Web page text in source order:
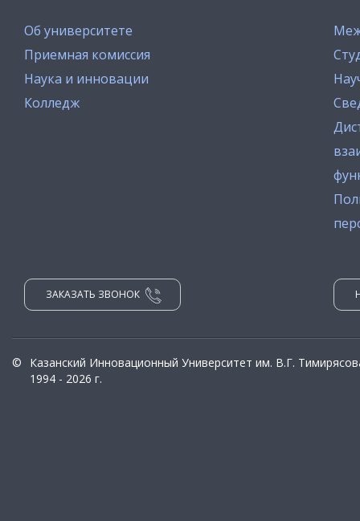
Об университете
Приемная комиссия
Наука и инновации
Колледж
ЗАКАЗАТЬ ЗВОНОК
©
Казанский Инновационный Университет им. В.Г.
1994 - 2026 г.